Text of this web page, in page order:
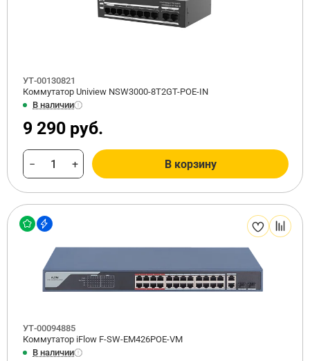
УТ-00130821
Коммутатор Uniview NSW3000-8T2GT-POE-IN
В наличии
9 290 руб.
− + В корзину
УТ-00094885
Коммутатор iFlow F-SW-EM426POE-VM
В наличии